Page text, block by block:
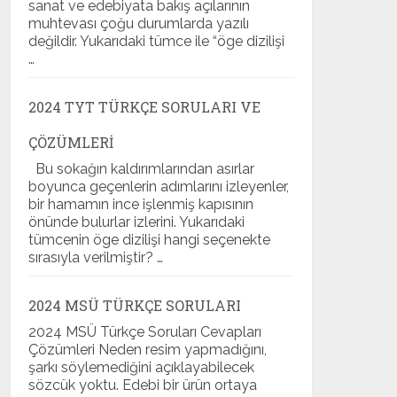
sanat ve edebiyata bakış açılarının
muhtevası çoğu durumlarda yazılı
değildir. Yukarıdaki tümce ile “öge dizilişi
…
2024 TYT TÜRKÇE SORULARI VE
ÇÖZÜMLERI
Bu sokağın kaldırımlarından asırlar
boyunca geçenlerin adımlarını izleyenler,
bir hamamın ince işlenmiş kapısının
önünde bulurlar izlerini. Yukarıdaki
tümcenin öge dizilişi hangi seçenekte
sırasıyla verilmiştir? …
2024 MSÜ TÜRKÇE SORULARI
2024 MSÜ Türkçe Soruları Cevapları
Çözümleri Neden resim yapmadığını,
şarkı söylemediğini açıklayabilecek
sözcük yoktu. Edebi bir ürün ortaya